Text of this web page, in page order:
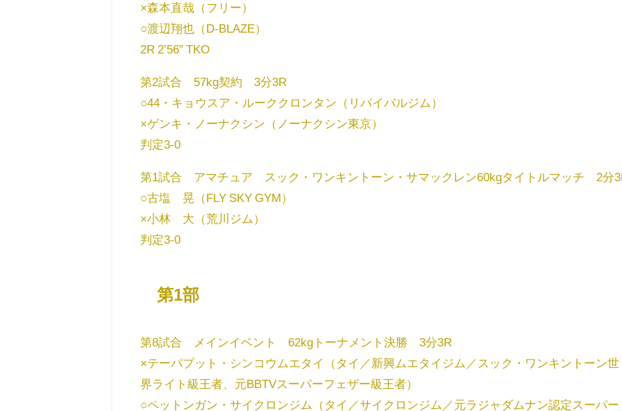
×森本直哉（フリー）
○渡辺翔也（D-BLAZE）
2R 2’56” TKO
第2試合 57kg契約 3分3R
○44・キョウスア・ルーククロンタン（リバイバルジム）
×ゲンキ・ノーナクシン（ノーナクシン東京）
判定3-0
第1試合 アマチュア スック・ワンキントーン・サマックレン60kgタイトルマッチ 2分
○古塩 晃（FLY SKY GYM）
×小林 大（荒川ジム）
判定3-0
第1部
第8試合 メインイベント 62kgトーナメント決勝 3分3R
×テーパプット・シンコウムエタイ（タイ／新興ムエタイジム／スック・ワンキントーン世
界ライト級王者、元BBTVスーパーフェザー級王者）
○ペットンガン・サイクロンジム（タイ／サイクロンジム／元ラジャダムナン認定スーパー